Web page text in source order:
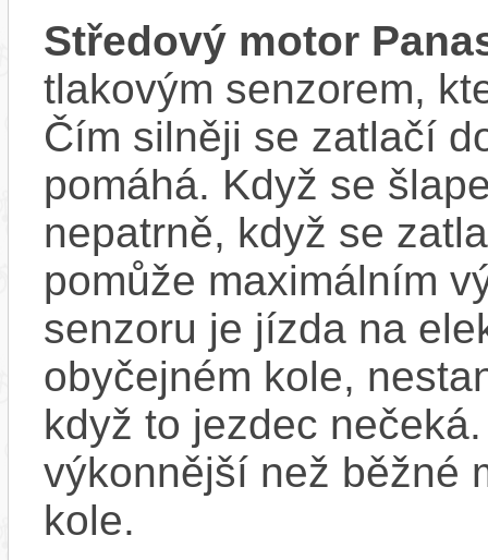
Středový motor
tlakovým senzorem,
Čím silněji se zatlačí
pomáhá. Když se
nepatrně, když se
pomůže maximálním
senzoru je jízda na
obyčejném kole,
když to jezdec
výkonnější než běžné
kole.